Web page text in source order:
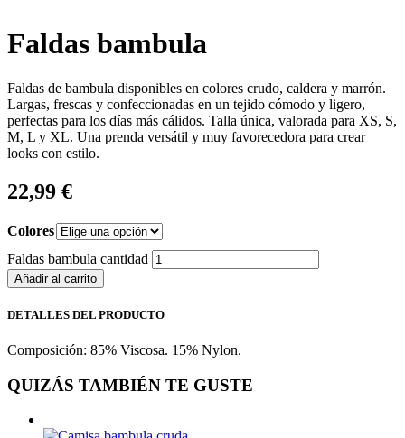
Faldas bambula
Faldas de bambula disponibles en colores crudo, caldera y marrón.
Largas, frescas y confeccionadas en un tejido cómodo y ligero,
perfectas para los días más cálidos. Talla única, valorada para XS, S,
M, L y XL. Una prenda versátil y muy favorecedora para crear
looks con estilo.
22,99 €
Colores
Faldas bambula cantidad
Añadir al carrito
DETALLES DEL PRODUCTO
Composición: 85% Viscosa. 15% Nylon.
QUIZÁS TAMBIÉN TE GUSTE